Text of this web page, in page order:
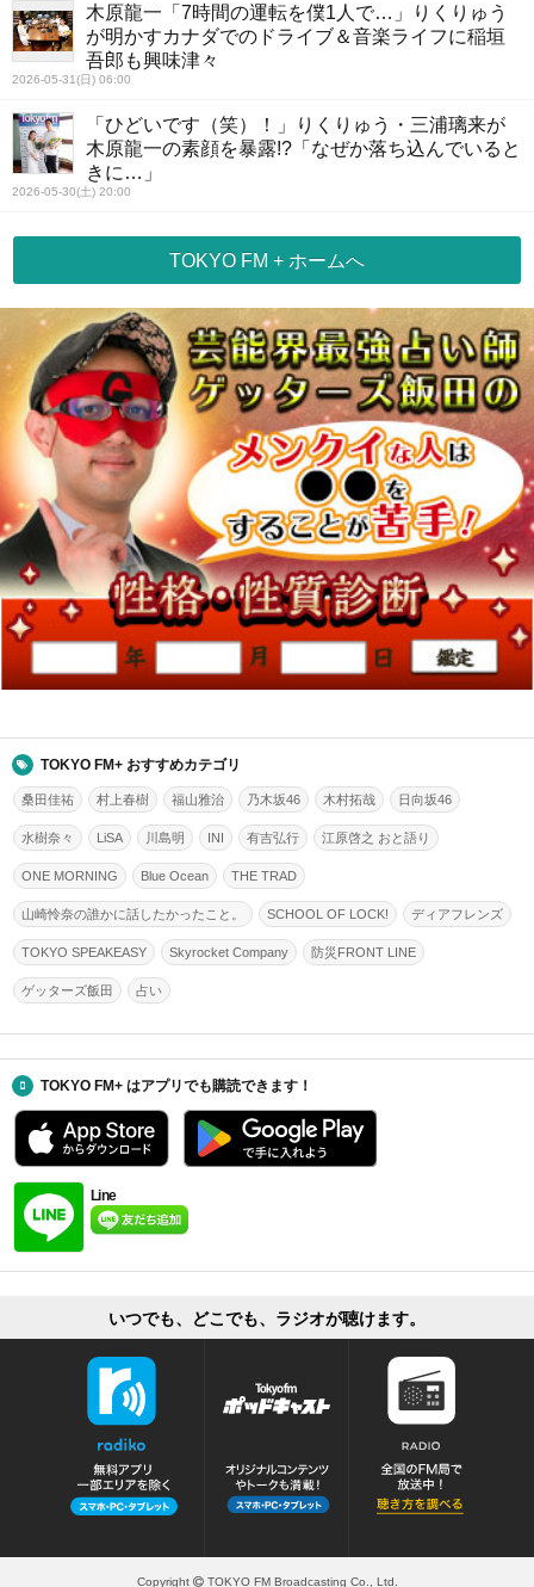
木原龍一「7時間の運転を僕1人で…」りくりゅう
が明かすカナダでのドライブ＆音楽ライフに稲垣
吾郎も興味津々
2026-05-31(日) 06:00
「ひどいです（笑）！」りくりゅう・三浦璃来が
木原龍一の素顔を暴露!?「なぜか落ち込んでいると
きに…」
2026-05-30(土) 20:00
TOKYO FM + ホームへ
TOKYO FM+ おすすめカテゴリ
桑田佳祐 村上春樹 福山雅治 乃木坂46 木村拓哉 日向坂46
水樹奈々 LiSA 川島明 INI 有吉弘行 江原啓之 おと語り
ONE MORNING Blue Ocean THE TRAD
山崎怜奈の誰かに話したかったこと。 SCHOOL OF LOCK! ディアフレンズ
TOKYO SPEAKEASY Skyrocket Company 防災FRONT LINE
ゲッターズ飯田 占い
TOKYO FM+ はアプリでも購読できます！
Line
いつでも、どこでも、ラジオが聴けます。
Copyright TOKYO FM Broadcasting Co., Ltd.